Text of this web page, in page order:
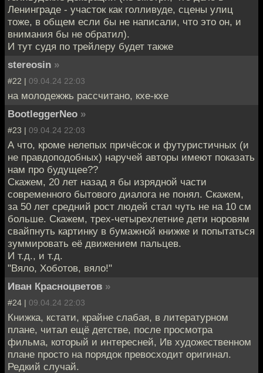
Ленинграде - участок как голливуде, сцены улиц
тоже, в общем если бы не написали, что это он, и
внимания бы не обратил).
И тут судя по трейлеру будет также
stereosin »
#22 | 09.04.24 22:03
на молодежжь рассчитано, кхе-кхе
BootleggerNeo »
#23 | 09.04.24 22:03
А что, кроме нелепых причёсок и футуристичных (и
не правдоподобных) наручей авторы имеют показать
нам про будущее??
Скажем, 20 лет назад я бы изрядной части
современного бытового диалога не понял. Скажем,
за 50 лет средний рост людей стал чуть не на 10 см
больше. Скажем, трех-четырехлетние дети норовям
свайпнуть картинку в бумажной книжке и попытаться
зуммировать её движением пальцев.
И т.д., и т.д.
"Вяло, Хоботов, вяло!"
Иван Красноцветов »
#24 | 09.04.24 22:03
Книжка, кстати, крайне слабая, в литературном
плане, читал ещë детстве, после просмотра
фильма, который и интересней, Ив художественном
плане просто на порядок превосходит оригинал.
Редкий случай.